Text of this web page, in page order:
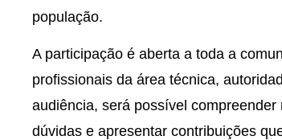
população.
A participação é aberta a toda a
profissionais da área técnica,
audiência, será possível
dúvidas e apresentar contribuições